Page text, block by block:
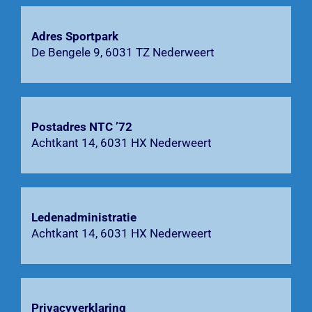
Agenda
naar:
Adres Sportpark
De Bengele 9, 6031 TZ Nederweert
Postadres NTC ’72
Achtkant 14, 6031 HX Nederweert
Ledenadministratie
Achtkant 14, 6031 HX Nederweert
Privacyverklaring